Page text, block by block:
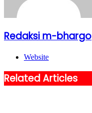
Redaksi m-bhargo
Website
Related Articles